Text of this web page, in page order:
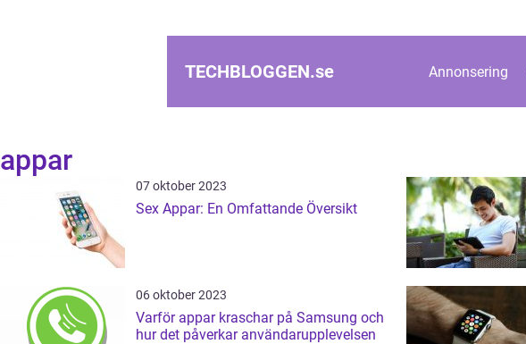
TECHBLOGGEN.se Annonsering
appar
07 oktober 2023
Sex Appar: En Omfattande Översikt
06 oktober 2023
Varför appar kraschar på Samsung och
hur det påverkar användarupplevelsen